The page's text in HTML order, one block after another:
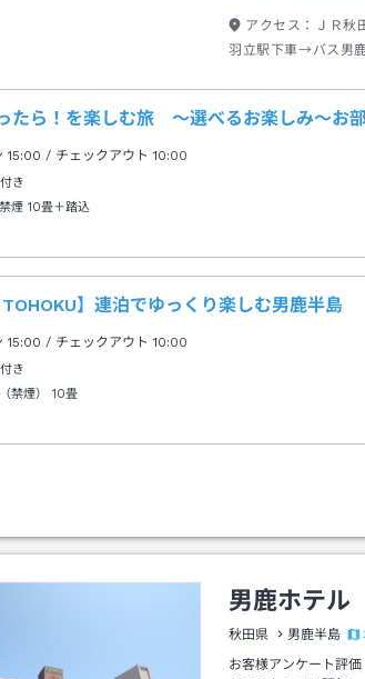
アクセス：
ＪＲ秋
羽立駅下車→バス男
たら！を楽しむ旅 ～選べるお楽しみ～お
15:00 / チェックアウト 10:00
き
煙 10畳＋踏込
TOHOKU】連泊でゆっくり楽しむ男鹿半島
15:00 / チェックアウト 10:00
き
禁煙） 10畳
男鹿ホテル
秋田県 男鹿半島
お客様アンケート評価